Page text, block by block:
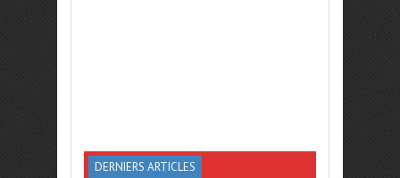
DERNIERS ARTICLES